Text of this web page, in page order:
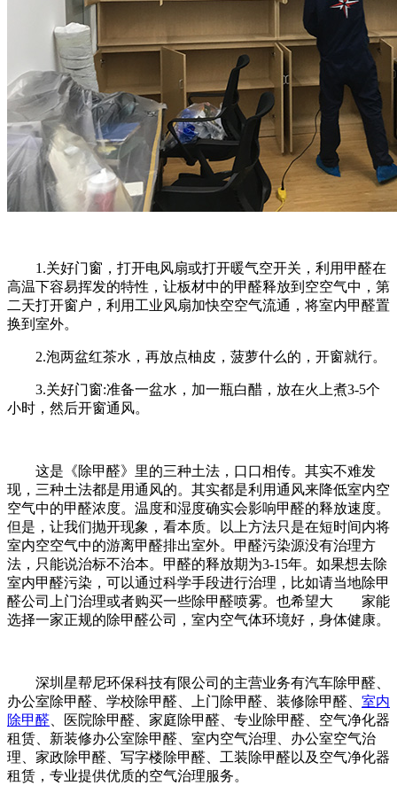
1.关好门窗，打开电风扇或打开暖气空开关，利用甲醛在
高温下容易挥发的特性，让板材中的甲醛释放到空空气中，第
二天打开窗户，利用工业风扇加快空空气流通，将室内甲醛置
换到室外。
2.泡两盆红茶水，再放点柚皮，菠萝什么的，开窗就行。
3.关好门窗:准备一盆水，加一瓶白醋，放在火上煮3-5个
小时，然后开窗通风。
这是《除甲醛》里的三种土法，口口相传。其实不难发
现，三种土法都是用通风的。其实都是利用通风来降低室内空
空气中的甲醛浓度。温度和湿度确实会影响甲醛的释放速度。
但是，让我们抛开现象，看本质。以上方法只是在短时间内将
室内空空气中的游离甲醛排出室外。甲醛污染源没有治理方
法，只能说治标不治本。甲醛的释放期为3-15年。如果想去除
室内甲醛污染，可以通过科学手段进行治理，比如请当地除甲
醛公司上门治理或者购买一些除甲醛喷雾。也希望大 家能
选择一家正规的除甲醛公司，室内空气体环境好，身体健康。
深圳星帮尼环保科技有限公司的主营业务有汽车除甲醛、
办公室除甲醛、学校除甲醛、上门除甲醛、装修除甲醛、 室内
除甲醛 、医院除甲醛、家庭除甲醛、专业除甲醛、空气净化器
租赁、新装修办公室除甲醛、室内空气治理、办公室空气治
理、家政除甲醛、写字楼除甲醛、工装除甲醛以及空气净化器
租赁，专业提供优质的空气治理服务。